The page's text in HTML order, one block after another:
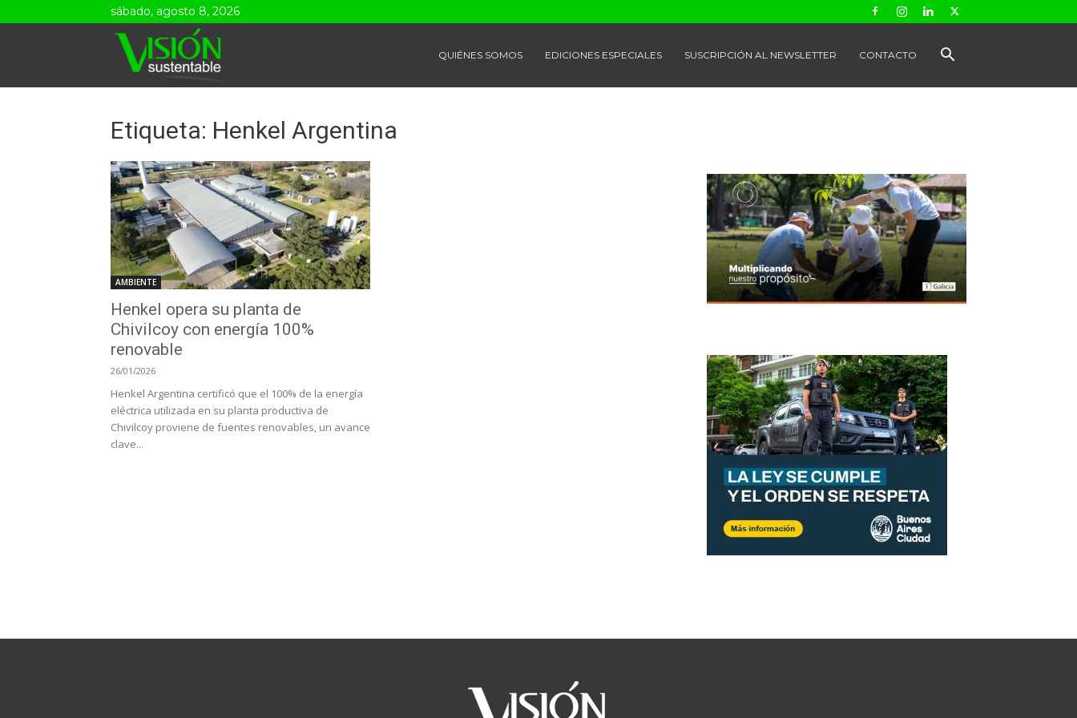
sábado, agosto 8, 2026
Sustentable
QUIÉNES SOMOS EDICIONES ESPECIALES SUSCRIPCIÓN AL NEWSLETTER CONTACTO
Etiqueta: Henkel Argentina
AMBIENTE
Henkel opera su planta de
Chivilcoy con energía 100%
renovable
26/01/2026
Henkel Argentina certificó que el 100% de la energía
eléctrica utilizada en su planta productiva de
Chivilcoy proviene de fuentes renovables, un avance
clave...